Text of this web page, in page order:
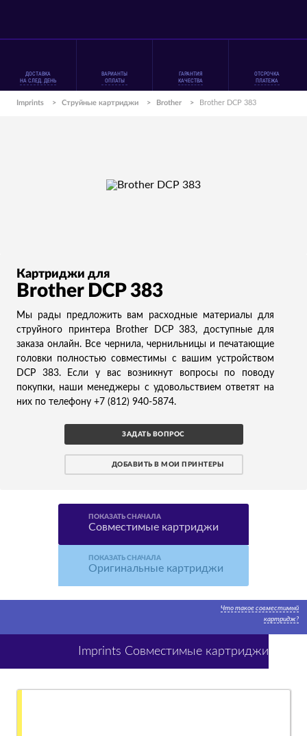
ДОСТАВКА
НА СЛЕД. ДЕНЬ
ВАРИАНТЫ
ОПЛАТЫ
ГАРАНТИЯ
КАЧЕСТВА
ОТСРОЧКА
ПЛАТЕЖА
Imprints > Струйные картриджи > Brother > Brother DCP 383
Картриджи для
Brother DCP 383
Мы рады предложить вам расходные материалы для
струйного принтера Brother DCP 383, доступные для
заказа онлайн. Все чернила, чернильницы и печатающие
головки полностью совместимы с вашим устройством
DCP 383. Если у вас возникнут вопросы по поводу
покупки, наши менеджеры с удовольствием ответят на
них по телефону +7 (812) 940-5874.
ЗАДАТЬ ВОПРОС
ДОБАВИТЬ В МОИ ПРИНТЕРЫ
ПОКАЗАТЬ СНАЧАЛА
Совместимые картриджи
ПОКАЗАТЬ СНАЧАЛА
Оригинальные картриджи
Что такое совместимый
картридж?
Imprints Совместимые картриджи